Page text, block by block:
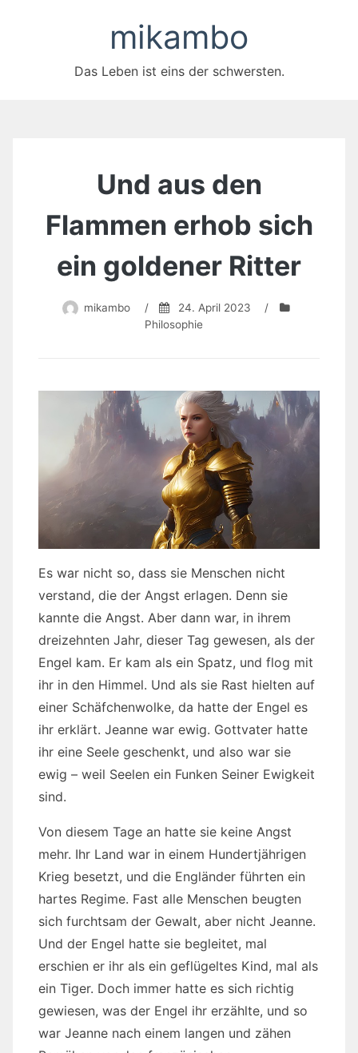
mikambo
Das Leben ist eins der schwersten.
Und aus den
Flammen erhob sich
ein goldener Ritter
mikambo / 24. April 2023
/
Philosophie
Es war nicht so, dass sie Menschen nicht
verstand, die der Angst erlagen. Denn sie
kannte die Angst. Aber dann war, in ihrem
dreizehnten Jahr, dieser Tag gewesen, als der
Engel kam. Er kam als ein Spatz, und flog mit
ihr in den Himmel. Und als sie Rast hielten auf
einer Schäfchenwolke, da hatte der Engel es
ihr erklärt. Jeanne war ewig. Gottvater hatte
ihr eine Seele geschenkt, und also war sie
ewig – weil Seelen ein Funken Seiner Ewigkeit
sind.
Von diesem Tage an hatte sie keine Angst
mehr. Ihr Land war in einem Hundertjährigen
Krieg besetzt, und die Engländer führten ein
hartes Regime. Fast alle Menschen beugten
sich furchtsam der Gewalt, aber nicht Jeanne.
Und der Engel hatte sie begleitet, mal
erschien er ihr als ein geflügeltes Kind, mal als
ein Tiger. Doch immer hatte es sich richtig
gewiesen, was der Engel ihr erzählte, und so
war Jeanne nach einem langen und zähen